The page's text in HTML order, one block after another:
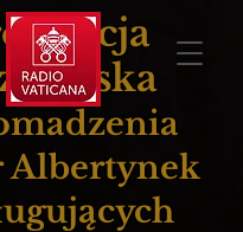
Albertynek